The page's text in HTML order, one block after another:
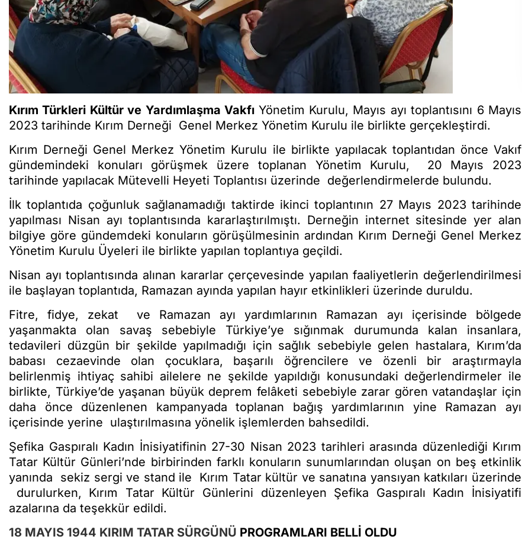
Kırım Türkleri Kültür ve Yardımlaşma Vakfı Yönetim Kurulu, Mayıs ayı toplantısını 6 Mayıs
2023 tarihinde Kırım Derneği Genel Merkez Yönetim Kurulu ile birlikte gerçekleştirdi.
Kırım Derneği Genel Merkez Yönetim Kurulu ile birlikte yapılacak toplantıdan önce Vakıf
gündemindeki konuları görüşmek üzere toplanan Yönetim Kurulu, 20 Mayıs 2023
tarihinde yapılacak Mütevelli Heyeti Toplantısı üzerinde değerlendirmelerde bulundu.
İlk toplantıda çoğunluk sağlanamadığı taktirde ikinci toplantının 27 Mayıs 2023 tarihinde
yapılması Nisan ayı toplantısında kararlaştırılmıştı. Derneğin internet sitesinde yer alan
bilgiye göre gündemdeki konuların görüşülmesinin ardından Kırım Derneği Genel Merkez
Yönetim Kurulu Üyeleri ile birlikte yapılan toplantıya geçildi.
Nisan ayı toplantısında alınan kararlar çerçevesinde yapılan faaliyetlerin değerlendirilmesi
ile başlayan toplantıda, Ramazan ayında yapılan hayır etkinlikleri üzerinde duruldu.
Fitre, fidye, zekat ve Ramazan ayı yardımlarının Ramazan ayı içerisinde bölgede
yaşanmakta olan savaş sebebiyle Türkiye’ye sığınmak durumunda kalan insanlara,
tedavileri düzgün bir şekilde yapılmadığı için sağlık sebebiyle gelen hastalara, Kırım’da
babası cezaevinde olan çocuklara, başarılı öğrencilere ve özenli bir araştırmayla
belirlenmiş ihtiyaç sahibi ailelere ne şekilde yapıldığı konusundaki değerlendirmeler ile
birlikte, Türkiye’de yaşanan büyük deprem felâketi sebebiyle zarar gören vatandaşlar için
daha önce düzenlenen kampanyada toplanan bağış yardımlarının yine Ramazan ayı
içerisinde yerine ulaştırılmasına yönelik işlemlerden bahsedildi.
Şefika Gaspıralı Kadın İnisiyatifinin 27-30 Nisan 2023 tarihleri arasında düzenlediği Kırım
Tatar Kültür Günleri’nde birbirinden farklı konuların sunumlarından oluşan on beş etkinlik
yanında sekiz sergi ve stand ile Kırım Tatar kültür ve sanatına yansıyan katkıları üzerinde
durulurken, Kırım Tatar Kültür Günlerini düzenleyen Şefika Gaspıralı Kadın İnisiyatifi
azalarına da teşekkür edildi.
18 MAYIS 1944 KIRIM TATAR SÜRGÜNÜ PROGRAMLARI BELLİ OLDU